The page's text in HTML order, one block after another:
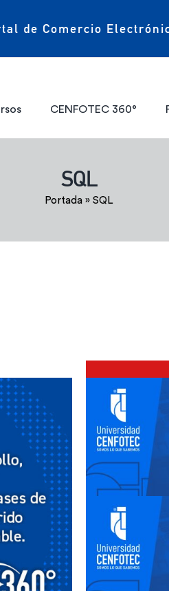
de Comercio
CENFOTEC 360°
SQL
Portada » SQL